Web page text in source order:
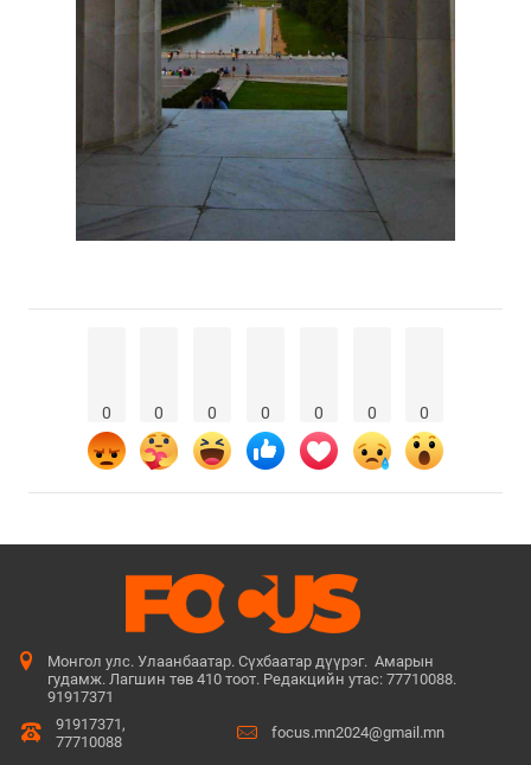
0 0 0 0 0 0 0
Монгол улс. Улаанбаатар. Сүхбаатар дүүрэг. Амарын
гудамж. Лагшин төв 410 тоот. Редакцийн утас: 77710088.
91917371
91917371,
77710088
focus.mn2024@gmail.mn